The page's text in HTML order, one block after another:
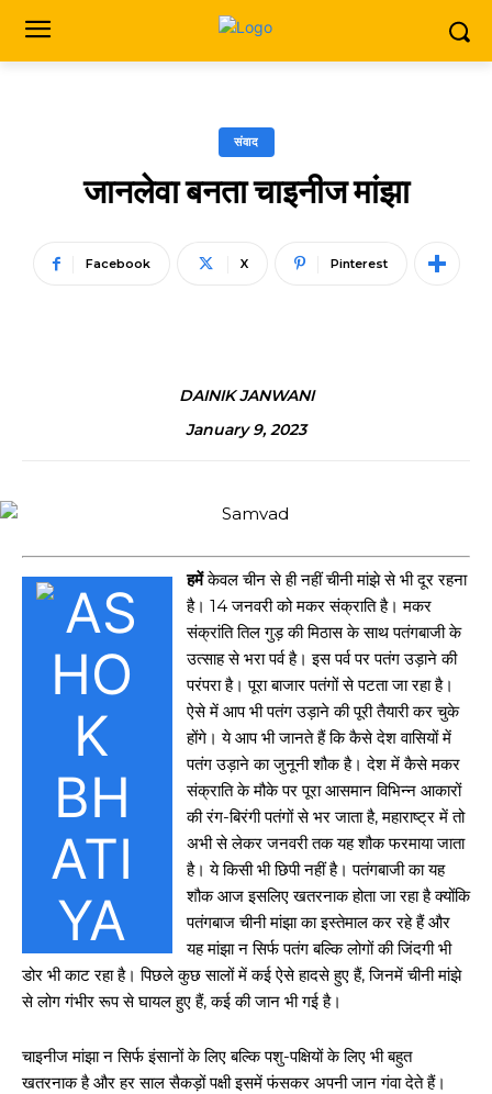
संवाद
जानलेवा बनता चाइनीज मांझा
Facebook X Pinterest
DAINIK JANWANI
January 9, 2023
हमेंकेवल चीन से ही नहीं चीनी मांझे से भी दूर रहना
है। 14 जनवरी को मकर संक्राति है। मकर
संक्रांति तिल गुड़ की मिठास के साथ पतंगबाजी के
उत्साह से भरा पर्व है। इस पर्व पर पतंग उड़ाने की
परंपरा है। पूरा बाजार पतंगों से पटता जा रहा है।
ऐसे में आप भी पतंग उड़ाने की पूरी तैयारी कर चुके
होंगे। ये आप भी जानते हैं कि कैसे देश वासियों में
पतंग उड़ाने का जुनूनी शौक है। देश में कैसे मकर
संक्राति के मौके पर पूरा आसमान विभिन्न आकारों
की रंग-बिरंगी पतंगों से भर जाता है, महाराष्ट्र में तो
अभी से लेकर जनवरी तक यह शौक फरमाया जाता
है। ये किसी भी छिपी नहीं है। पतंगबाजी का यह
शौक आज इसलिए खतरनाक होता जा रहा है क्योंकि
पतंगबाज चीनी मांझा का इस्तेमाल कर रहे हैं और
यह मांझा न सिर्फ पतंग बल्कि लोगों की जिंदगी भी
डोर भी काट रहा है। पिछले कुछ सालों में कई ऐसे हादसे हुए हैं, जिनमें चीनी मांझे
से लोग गंभीर रूप से घायल हुए हैं, कई की जान भी गई है।
चाइनीज मांझा न सिर्फ इंसानों के लिए बल्कि पशु-पक्षियों के लिए भी बहुत
खतरनाक है और हर साल सैकड़ों पक्षी इसमें फंसकर अपनी जान गंवा देते हैं।